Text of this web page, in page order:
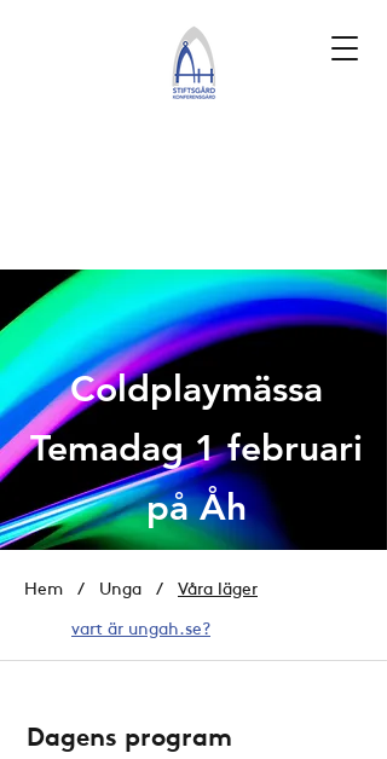
Coldplaymässa
Temadag 1 februari
på Åh
Hem / Unga / Våra läger
vart är ungah.se?
Dagens program